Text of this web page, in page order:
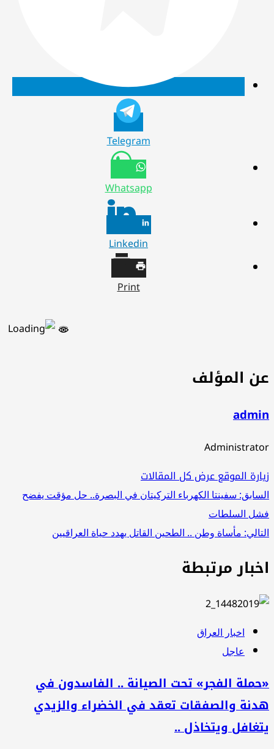
Telegram
Whatsapp
Linkedin
Print
المؤلف
الموقععرض كل المقالات
سفينتا الكهرباء التركيتان في البصرة.. حل مؤقت يفضح
السلطات
مأساة وطن .. الطحين القاتل يهدد حياة العراقيين
مرتبطة
اخبار العراق
عاجل
الفجر» تحت الصيانة .. الفاسدون في
والصفقات تعقد في الخضراء والزيدي
ويتخاذل ..